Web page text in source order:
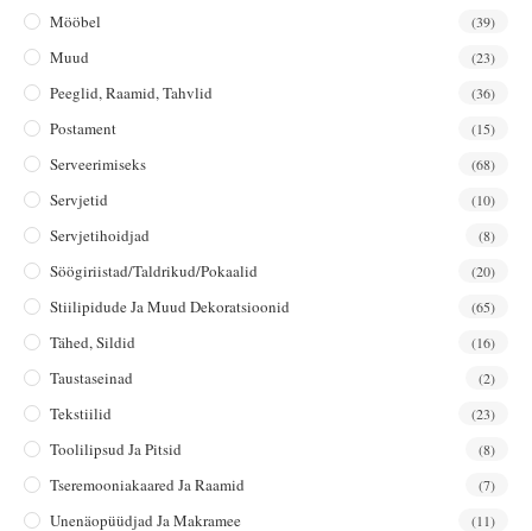
Mööbel (39)
Muud (23)
Peeglid, Raamid, Tahvlid (36)
Postament (15)
Serveerimiseks (68)
Servjetid (10)
Servjetihoidjad (8)
Söögiriistad/taldrikud/pokaalid (20)
Stiilipidude Ja Muud Dekoratsioonid (65)
Tähed, Sildid (16)
Taustaseinad (2)
Tekstiilid (23)
Toolilipsud Ja Pitsid (8)
Tseremooniakaared Ja Raamid (7)
Unenäopüüdjad Ja Makramee (11)